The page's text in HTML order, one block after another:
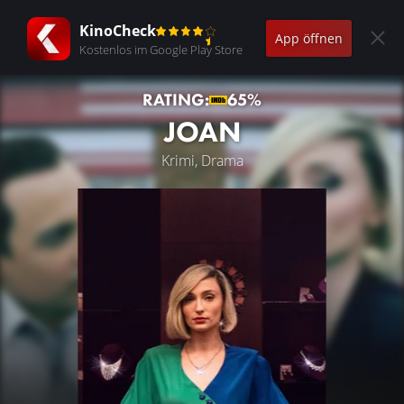
KinoCheck
Kostenlos im Google Play Store
App öffnen
RATING: 65%
JOAN
Krimi, Drama